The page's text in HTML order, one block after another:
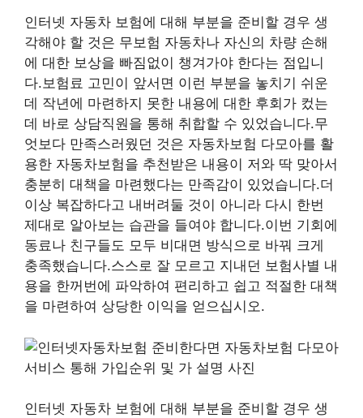
인터넷 자동차 보험에 대해 부분을 준비할 경우 생
각해야 할 것은 무보험 자동차나 자신의 차량 손해
에 대한 보상을 빠짐없이 챙겨가야 한다는 점입니
다.보험료 고민이 앞서면 이런 부분을 놓치기 쉬운
데 작년에 마련하지 못한 내용에 대한 후회가 컸는
데 바로 상담직원을 통해 취합할 수 있었습니다.무
엇보다 만족스러웠던 것은 자동차보험 다모아를 활
용한 자동차보험을 추천받은 내용이 저와 딱 맞아서
충분히 대책을 마련했다는 만족감이 있었습니다.더
이상 복잡하다고 내버려둘 것이 아니라 다시 한번
제대로 알아보는 습관을 들여야 합니다.이번 기회에
동료나 친구들도 모두 비대면 방식으로 바꿔 크게
충족했습니다.스스로 잘 모르고 지내던 보험사별 내
용을 한꺼번에 파악하여 편리하고 쉽고 적절한 대책
을 마련하여 상당한 이익을 얻으십시오.
인터넷 자동차 보험에 대해 부분을 준비할 경우 생